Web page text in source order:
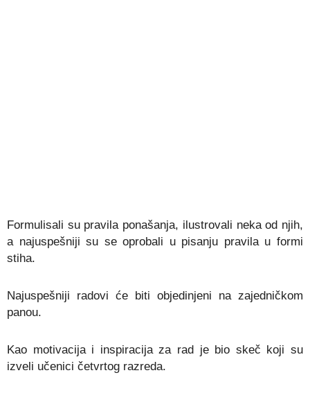
Formulisali su pravila ponašanja, ilustrovali neka od njih,
a najuspešniji su se oprobali u pisanju pravila u formi
stiha.
Najuspešniji radovi će biti objedinjeni na zajedničkom
panou.
Kao motivacija i inspiracija za rad je bio skeč koji su
izveli učenici četvrtog razreda.